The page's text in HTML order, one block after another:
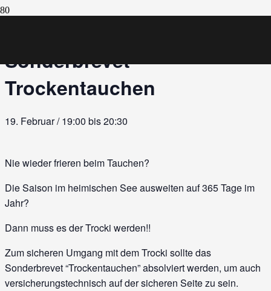
Sonderbrevet
Trockentauchen
19. Februar / 19:00 bis20:30
Nie wieder frieren beim Tauchen?
Die Saison im heimischen See ausweiten auf 365 Tage im
Jahr?
Dann muss es der Trocki werden!!
Zum sicheren Umgang mit dem Trocki sollte das
Sonderbrevet “Trockentauchen” absolviert werden, um auch
versicherungstechnisch auf der sicheren Seite zu sein.